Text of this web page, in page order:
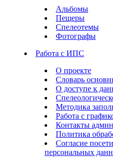
Альбомы
Пещеры
Спелеотемы
Фотографы
Работа с ИПС
О проекте
Словарь
О доступе к
Методика
Работа с
Контакты
Политика
Согласие
персональных